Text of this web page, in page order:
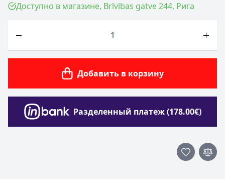
Доступно в магазине, Brīvības gatve 244, Рига
Добавить в корзину
Разделенный платеж (178.00€)